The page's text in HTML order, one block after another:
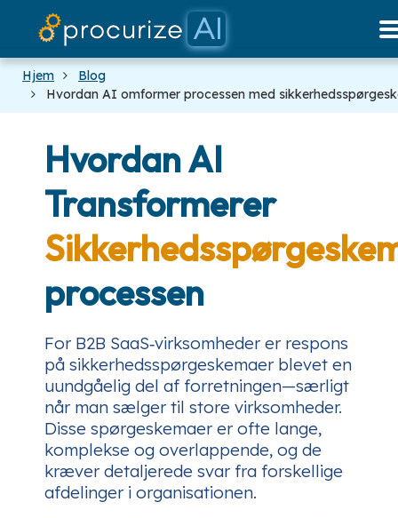
Hjem
Blog
Hvordan AI omformer processen med
Hvordan AI
Transformerer
processen
For B2B SaaS‑virksomheder er respons
på sikkerhedsspørgeskemaer blevet en
uundgåelig del af forretningen—særligt
når man sælger til store virksomheder.
Disse spørgeskemaer er ofte lange,
komplekse og overlappende, og de
kræver detaljerede svar fra forskellige
afdelinger i organisationen.